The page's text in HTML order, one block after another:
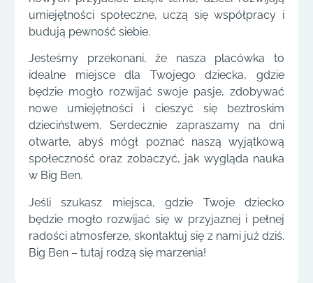
umiejętności społeczne, uczą się współpracy i
budują pewność siebie.
Jesteśmy przekonani, że nasza placówka to
idealne miejsce dla Twojego dziecka, gdzie
będzie mogło rozwijać swoje pasje, zdobywać
nowe umiejętności i cieszyć się beztroskim
dzieciństwem. Serdecznie zapraszamy na dni
otwarte, abyś mógł poznać naszą wyjątkową
społeczność oraz zobaczyć, jak wygląda nauka
w Big Ben.
Jeśli szukasz miejsca, gdzie Twoje dziecko
będzie mogło rozwijać się w przyjaznej i pełnej
radości atmosferze, skontaktuj się z nami już dziś.
Big Ben – tutaj rodzą się marzenia!